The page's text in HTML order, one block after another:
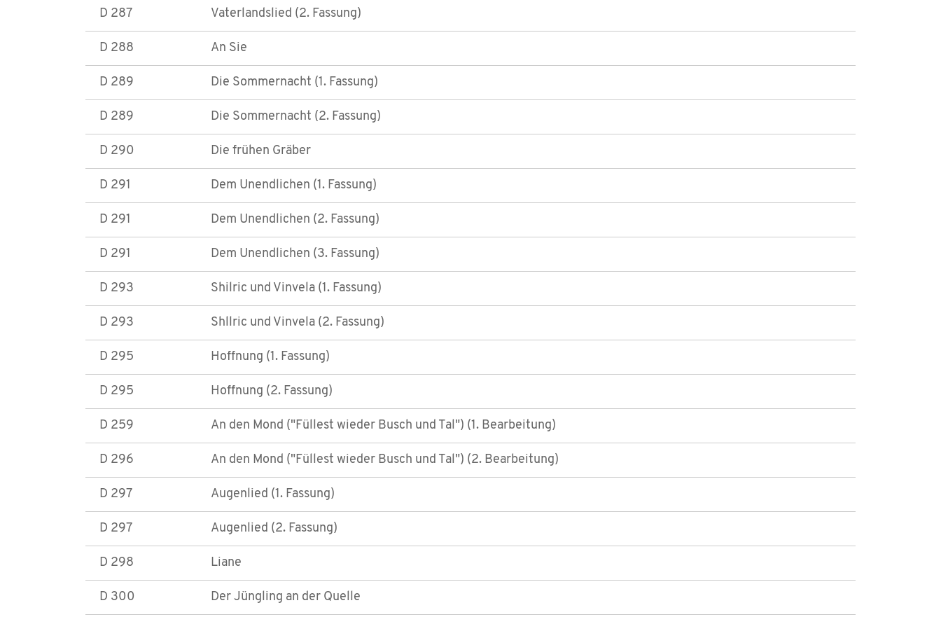
D 287 Vaterlandslied (2. Fassung)
D 288 An Sie
D 289 Die Sommernacht (1. Fassung)
D 289 Die Sommernacht (2. Fassung)
D 290 Die frühen Gräber
D 291 Dem Unendlichen (1. Fassung)
D 291 Dem Unendlichen (2. Fassung)
D 291 Dem Unendlichen (3. Fassung)
D 293 Shilric und Vinvela (1. Fassung)
D 293 Shllric und Vinvela (2. Fassung)
D 295 Hoffnung (1. Fassung)
D 295 Hoffnung (2. Fassung)
D 259 An den Mond ("Füllest wieder Busch und Tal") (1. Bearbeitung)
D 296 An den Mond ("Füllest wieder Busch und Tal") (2. Bearbeitung)
D 297 Augenlied (1. Fassung)
D 297 Augenlied (2. Fassung)
D 298 Liane
D 300 Der Jüngling an der Quelle